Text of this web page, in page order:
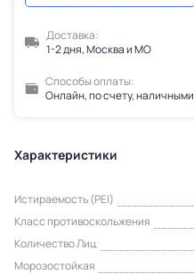
Доставка:
1-2 дня, Москва и МО
Способы оплаты:
Онлайн, по счету, наличными
Характеристики
Истираемость (PEI)
Класс противоскольжения
Количество Лиц
Морозостойкая